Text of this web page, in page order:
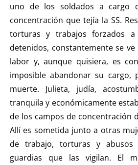
uno de los soldados a cargo
concentración que tejía la SS.
torturas y trabajos forzados
detenidos, constantemente se
labor y, aunque quisiera, es
imposible abandonar su cargo,
muerte. Julieta, judía,
tranquila y económicamente
de los campos de concentración
Allí es sometida junto a otras
de trabajo, torturas y
guardias que las vigilan. El